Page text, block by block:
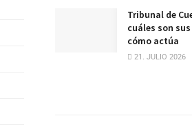
Tribunal de
cuáles son
cómo actúa
21. JULIO 2026